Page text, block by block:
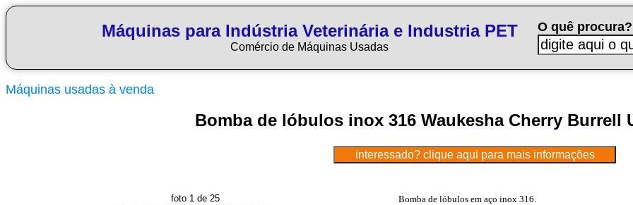
Máquinas para Indústria Veterinária e Industria PET
Comércio de Máquinas Usadas
O quê procura?
Máquinas usadas à venda
Bomba de lóbulos inox 316 Waukesha Cherry Burrell
foto 1 de 25 Bomba de lóbulos em aço inox 316.